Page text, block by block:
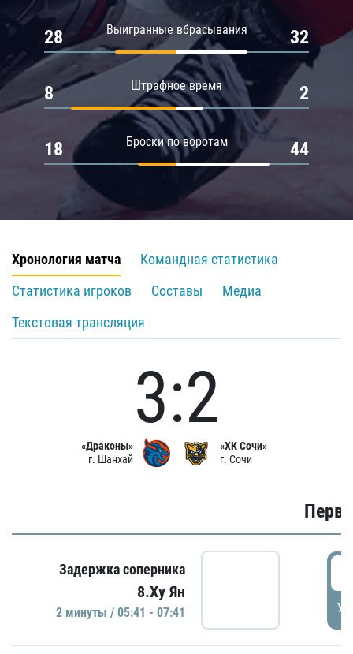
Выигранные вбрасывания
28 32
Штрафное время
8 2
Броски по воротам
18 44
Хронология матча
Командная статистика
Статистика игроков
Составы
Медиа
Текстовая трансляция
«Драконы»
г. Шанхай
3:2
«ХК Сочи»
г. Сочи
Задержка соперника
8.Ху Ян
2 минуты / 05:41 - 07:41